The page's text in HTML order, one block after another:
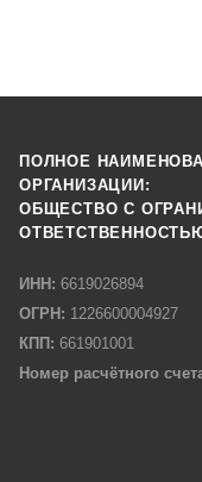
ПОЛНОЕ
ОРГАНИЗАЦИИ:
ОБЩЕСТВО С
ИНН: 6619026894
ОГРН: 1226600004927
КПП: 661901001
Номер расчётного